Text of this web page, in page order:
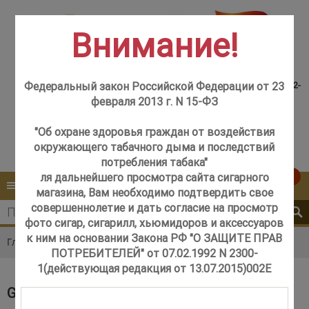
Контакты Обратный звонок
Розничный магазин
м. Добрынинская,
+7 (499) 237-12-56
самовывоз со склада +7(925)502-
51-83
КАТАЛОГ МЕНЮ
Главная Каталог Сигары Gurkha Cigars
GURKHA CIGARS
Внимание!
Федеральный закон Российской Федерации от 23
февраля 2013 г. N 15-ФЗ
"Об охране здоровья граждан от воздействия
окружающего табачного дыма и последствий
потребления табака"
ля дальнейшего просмотра сайта сигарного
магазина, Вам необходимо подтвердить свое
совершеннолетие и дать согласие на просмотр
фото сигар, сигарилл, хьюмидоров и аксессуаров
к ним на основании Закона РФ "О ЗАЩИТЕ ПРАВ
ПОТРЕБИТЕЛЕЙ" от 07.02.1992 N 2300-
1(действующая редакция от 13.07.2015)002E